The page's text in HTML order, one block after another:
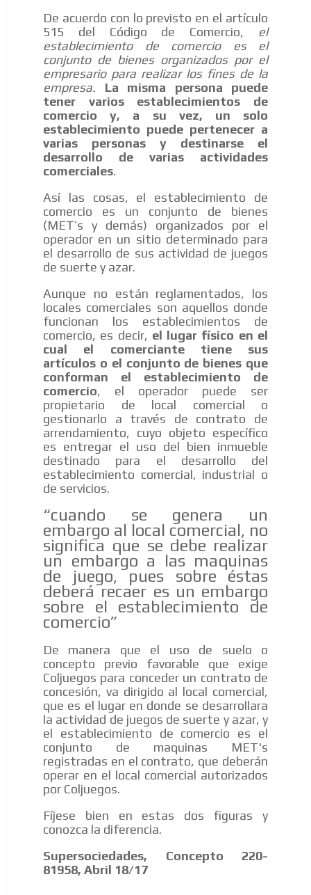
De acuerdo con lo previsto en el artículo
515 del Código de Comercio, el
establecimiento de comercio es el
conjunto de bienes organizados por el
empresario para realizar los fines de la
empresa.
La misma persona puede
tener varios establecimientos de
comercio y, a su vez, un solo
establecimiento puede pertenecer a
varias personas y destinarse el
desarrollo de varias actividades
comerciales.
Así las cosas, el establecimiento de
comercio es un conjunto de bienes
(MET’s y demás) organizados por el
operador en un sitio determinado para
el desarrollo de sus actividad de juegos
de suerte y azar.
Aunque no están reglamentados, los
locales comerciales son aquellos donde
funcionan los establecimientos de
comercio, es decir, el lugar físico en el
cual el comerciante tiene sus
artículos o el conjunto de bienes que
conforman el establecimiento de
comercio, el operador puede ser
propietario de local comercial o
gestionarlo a través de contrato de
arrendamiento, cuyo objeto específico
es entregar el uso del bien inmueble
destinado para el desarrollo del
establecimiento comercial, industrial o
de servicios.
“cuando se genera un
embargo al local comercial, no
significa que se debe realizar
un embargo a las maquinas
de juego, pues sobre éstas
deberá recaer es un embargo
sobre el establecimiento de
comercio”
De manera que el uso de suelo o
concepto previo favorable que exige
Coljuegos para conceder un contrato de
concesión, va dirigido al local comercial,
que es el lugar en donde se desarrollara
la actividad de juegos de suerte y azar, y
el establecimiento de comercio es el
conjunto de maquinas MET's
registradas en el contrato, que deberán
operar en el local comercial autorizados
por Coljuegos.
Fíjese bien en estas dos figuras y
conozca la diferencia.
Supersociedades, Concepto 220-
81958, Abril 18/17